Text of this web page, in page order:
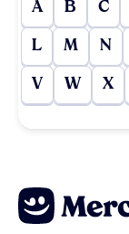
A B C
L M N
V W X